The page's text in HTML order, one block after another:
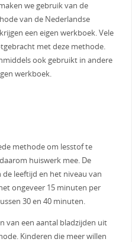
we gebruik van de
van de Nederlandse
een eigen werkboek. Vele
met deze methode.
ook gebruikt in andere
werkboek.
methode om lesstof te
huiswerk mee. De
leeftijd en het niveau van
ongeveer 15 minuten per
30 en 40 minuten.
van een aantal bladzijden uit
Kinderen die meer willen